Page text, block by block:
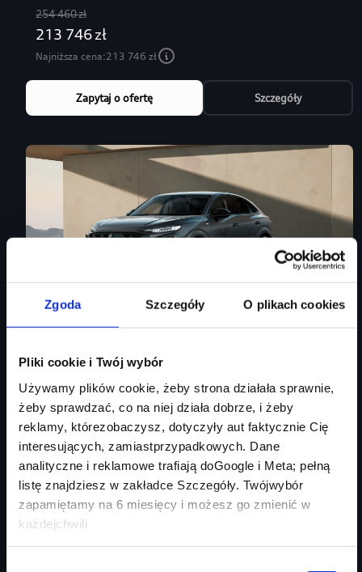
Zgoda Szczegóły O plikach cookies
Pliki cookie i Twój wybór
Używamy plików cookie, żeby strona działała sprawnie,
żeby sprawdzać, co na niej działa dobrze, i żeby
reklamy, którezobaczysz, dotyczyły aut faktycznie Cię
interesujących, zamiastprzypadkowych. Dane
analityczne i reklamowe trafiają doGoogle i Meta; pełną
listę znajdziesz w zakładce Szczegóły. Twójwybór
zapamiętamy na 6 miesięcy i możesz go zmienić w
każdejchwili
254 460 zł
213 746 zł
Najniższa cena:213 746 zł
Zapytaj o ofertę Szczegóły
Audi Q3 Sportback
Audi Q3 Sportback
Rok produkcji2026
Moc silnika 150KM
Typ paliwa
Typ nadwoziaSUV
SalonAudi Centrum Gdańsk